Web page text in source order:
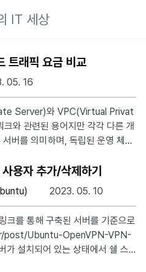
IT 세상
래픽 요금 비교
05. 16
와 관련된 용어지만 각각 다른 개
버를 의미하며, 독립된 운영 체제
컴퓨팅 환경에서 가상 네트워크
스를 관리할 수 있는 환경을 제공한
래픽 GB
자 추가/삭제하기
2023. 05. 10